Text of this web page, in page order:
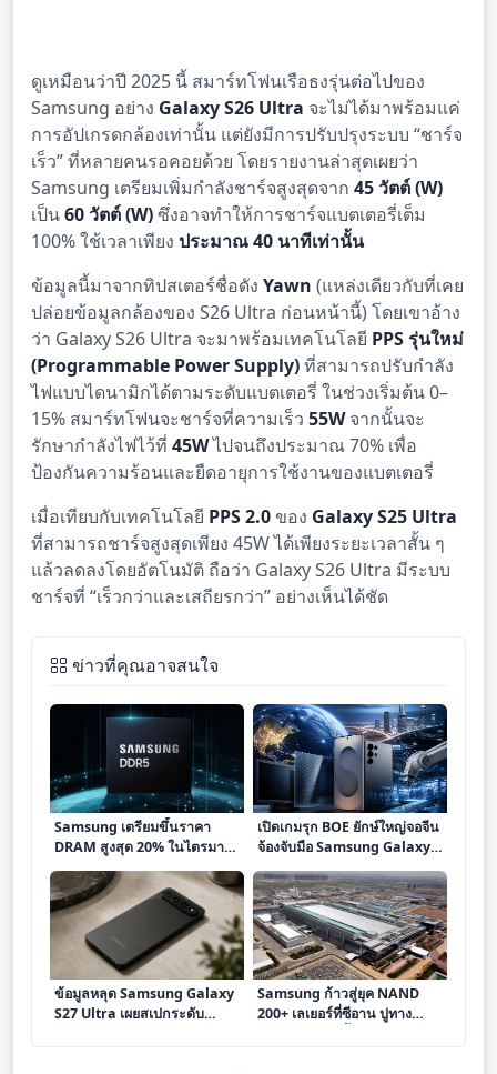
ดูเหมือนว่าปี 2025 นี้ สมาร์ทโฟนเรือธงรุ่นต่อไปของ
Samsung อย่าง Galaxy S26 Ultra จะไม่ได้มาพร้อมแค่
การอัปเกรดกล้องเท่านั้น แต่ยังมีการปรับปรุงระบบ “ชาร์จ
เร็ว” ที่หลายคนรอคอยด้วย โดยรายงานล่าสุดเผยว่า
Samsung เตรียมเพิ่มกำลังชาร์จสูงสุดจาก 45 วัตต์ (W)
เป็น60 วัตต์ (W)ซึ่งอาจทำให้การชาร์จแบตเตอรี่เต็ม
100% ใช้เวลาเพียง ประมาณ 40 นาทีเท่านั้น
ข้อมูลนี้มาจากทิปสเตอร์ชื่อดัง Yawn (แหล่งเดียวกับที่เคย
ปล่อยข้อมูลกล้องของ S26 Ultra ก่อนหน้านี้) โดยเขาอ้าง
ว่า Galaxy S26 Ultra จะมาพร้อมเทคโนโลยี PPS รุ่นใหม่
(Programmable Power Supply)ที่สามารถปรับกำลัง
ไฟแบบไดนามิกได้ตามระดับแบตเตอรี่ ในช่วงเริ่มต้น 0–
15% สมาร์ทโฟนจะชาร์จที่ความเร็ว 55Wจากนั้นจะ
รักษากำลังไฟไว้ที่ 45Wไปจนถึงประมาณ 70% เพื่อ
ป้องกันความร้อนและยืดอายุการใช้งานของแบตเตอรี่
เมื่อเทียบกับเทคโนโลยี PPS 2.0ของ Galaxy S25 Ultra
ที่สามารถชาร์จสูงสุดเพียง 45W ได้เพียงระยะเวลาสั้น ๆ
แล้วลดลงโดยอัตโนมัติ ถือว่า Galaxy S26 Ultra มีระบบ
ชาร์จที่ “เร็วกว่าและเสถียรกว่า” อย่างเห็นได้ชัด
ข่าวที่คุณอาจสนใจ
Samsung เตรียมขึ้นราคา
DRAM สูงสุด 20% ในไตรมาส
3 รับอานิสงส์ความต้องการ AI
พุ่งสูง
เปิดเกมรุก BOE ยักษ์ใหญ่จอจีน
จ้องจับมือ Samsung Galaxy
S27 ท้าทายสมดุลห่วงโซ่
อุปทานโลก
ข้อมูลหลุด Samsung Galaxy
S27 Ultra เผยสเปกระดับ
Samsung ก้าวสู่ยุค NAND
200+ เลเยอร์ที่ซีอาน ปูทาง